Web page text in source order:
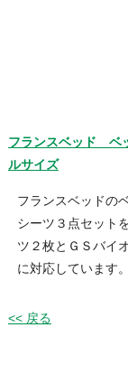
フランスベッド ベ
ルサイズ
フランスベッドの
シーツ３点セット
ツ２枚とＧＳバイ
に対応しています。
<< 戻る